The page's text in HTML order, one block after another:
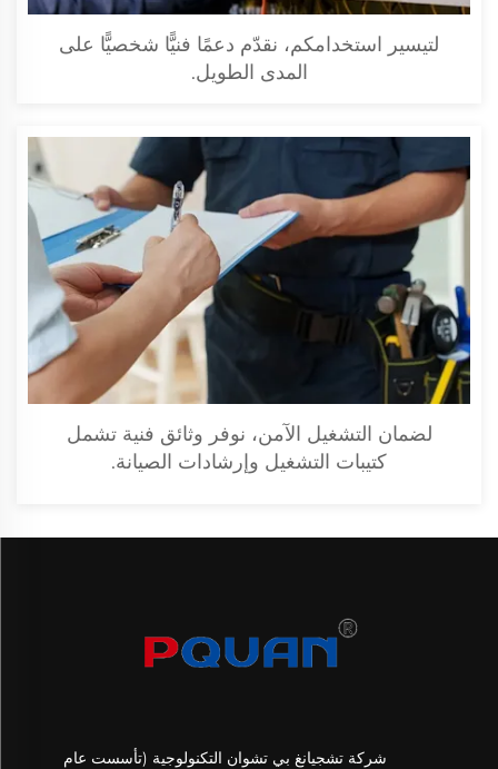
لتيسير استخدامكم، نقدّم دعمًا فنيًّا شخصيًّا على
المدى الطويل.
لضمان التشغيل الآمن، نوفر وثائق فنية تشمل
كتيبات التشغيل وإرشادات الصيانة.
شركة تشجيانغ بي تشوان التكنولوجية (تأسست عام